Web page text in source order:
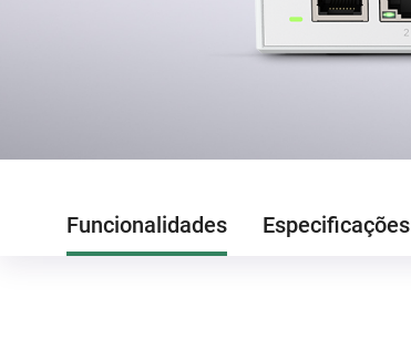
Funcionalidades Especificações